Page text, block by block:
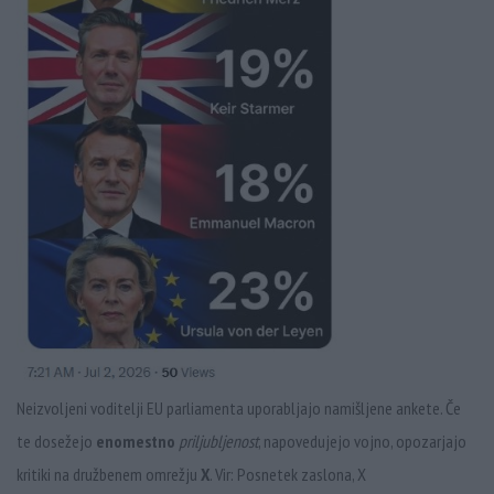
Neizvoljeni voditelji EU parliamenta uporabljajo namišljene ankete. Če
te dosežejo enomestno priljubljenost, napovedujejo vojno, opozarjajo
kritiki na družbenem omrežju X. Vir: Posnetek zaslona, X